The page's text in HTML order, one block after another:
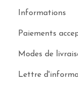
Informations
Paiements
Modes de
Lettre